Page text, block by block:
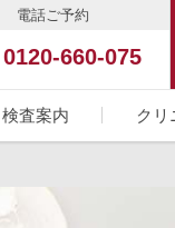
電話ご予約
0120-660-075
検査案内 クリ